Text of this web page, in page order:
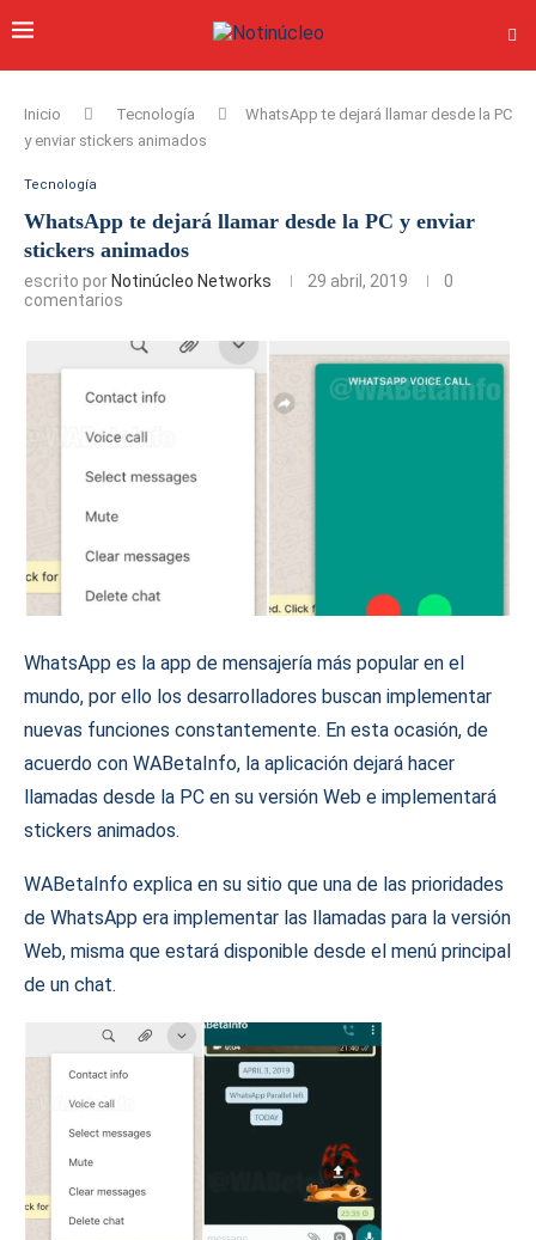
Inicio Tecnología
WhatsApp te dejará llamar desde la PC
y enviar stickers animados
Tecnología
WhatsApp te dejará llamar desde la PC y enviar
stickers animados
escrito por Notinúcleo Networks 29 abril, 2019
0
comentarios
WhatsApp es la app de mensajería más popular en el
mundo, por ello los desarrolladores buscan implementar
nuevas funciones constantemente. En esta ocasión, de
acuerdo con WABetaInfo, la aplicación dejará hacer
llamadas desde la PC en su versión Web e implementará
stickers animados.
WABetaInfo explica en su sitio que una de las prioridades
de WhatsApp era implementar las llamadas para la versión
Web, misma que estará disponible desde el menú principal
de un chat.